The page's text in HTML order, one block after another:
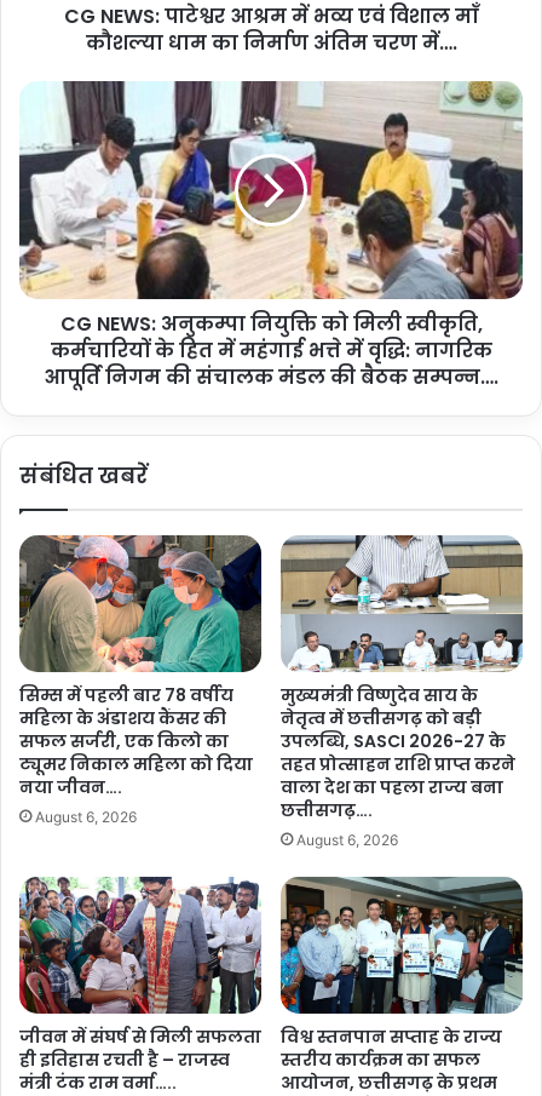
श्र
व्य
वं
वि
शा
ल्या
म
र्मा
ण
अं
ति
म
च
र
ण
में
…
CG NEWS: पाटेश्वर आश्रम में भव्य एवं विशाल माँ
कौशल्या धाम का निर्माण अंतिम चरण में….
C
N
W
:
अ
नु
मि
कृ
ति
,
क
र्म
रि
यों
के
हि
त
हं
गा
ई
भ
त्ते
में
वृ
द्धि
:
CG NEWS: अनुकम्पा नियुक्ति को मिली स्वीकृति,
कर्मचारियों के हित में महंगाई भत्ते में वृद्धि: नागरिक
आपूर्ति निगम की संचालक मंडल की बैठक सम्पन्न….
संबंधित खबरें
सिम्स में पहली बार 78 वर्षीय
महिला के अंडाशय कैंसर की
सफल सर्जरी, एक किलो का
ट्यूमर निकाल महिला को दिया
नया जीवन….
August 6, 2026
मुख्यमंत्री विष्णुदेव साय के
नेतृत्व में छत्तीसगढ़ को बड़ी
उपलब्धि, SASCI 2026-27 के
तहत प्रोत्साहन राशि प्राप्त करने
वाला देश का पहला राज्य बना
छत्तीसगढ़….
August 6, 2026
जीवन में संघर्ष से मिली सफलता
ही इतिहास रचती है – राजस्व
मंत्री टंक राम वर्मा…..
विश्व स्तनपान सप्ताह के राज्य
स्तरीय कार्यक्रम का सफल
आयोजन, छत्तीसगढ़ के प्रथम